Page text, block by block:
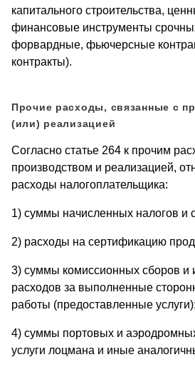
капитального строительства,
финансовые инструменты
форвардные, фьючерсные
контракты).
Прочие расходы, связанные с
(или) реализацией
Согласно статье 264 к прочим
производством и реализацией,
расходы налогоплательщика:
1) суммы начисленных налогов и
2) расходы на сертификацию
3) суммы комиссионных сборов и
расходов за выполненные
работы (предоставленные услуги);
4) суммы портовых и
услуги лоцмана и иные